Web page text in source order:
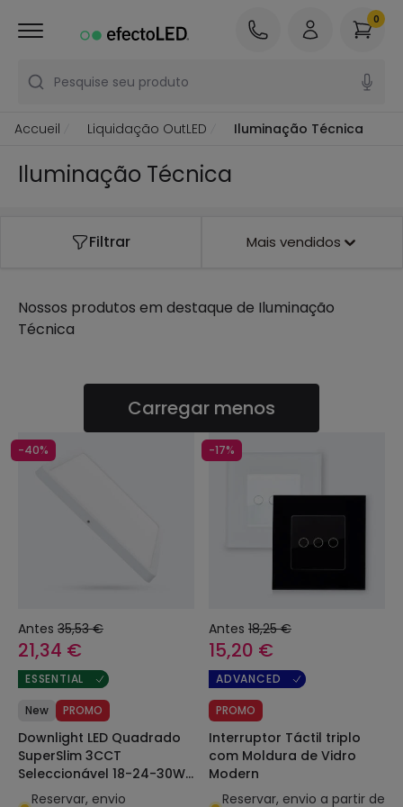
Pesquise seu produto
0
Accueil Liquidação OutLED Iluminação Técnica
Iluminação Técnica
Filtrar Mais vendidos
Nossos produtos em destaque de Iluminação
Técnica
Carregar menos
-40%
Antes 35,53 €
21,34 €
ESSENTIAL
New PROMO
Downlight LED Quadrado
SuperSlim 3CCT
Seleccionável 18-24-30W
com Sensor de Movimento
Reservar, envio
-17%
Antes 18,25 €
15,20 €
ADVANCED
PROMO
Interruptor Táctil triplo
com Moldura de Vidro
Modern
Reservar, envio a partir de